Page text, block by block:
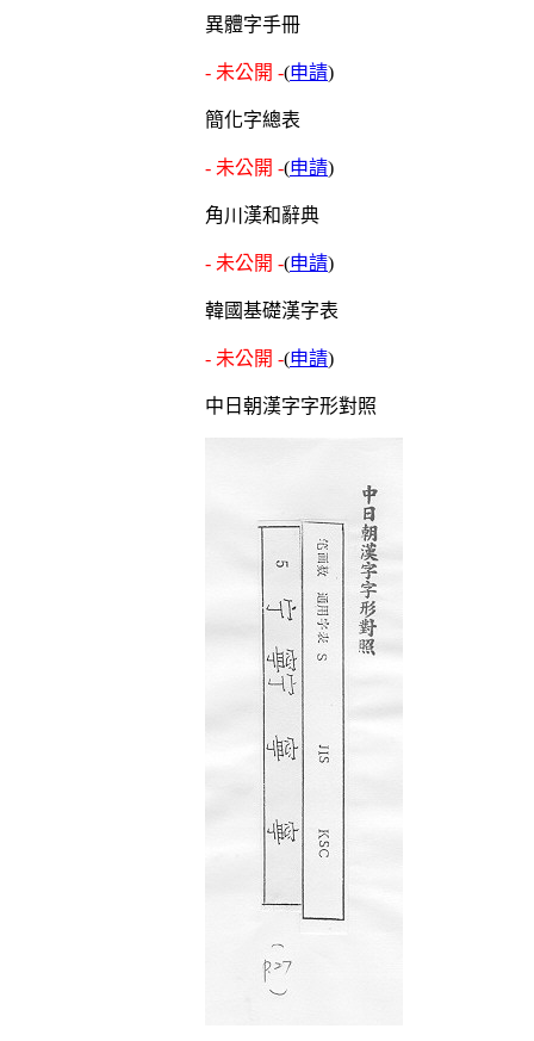
異體字手冊
- 未公開 -(申請)
簡化字總表
- 未公開 -(申請)
角川漢和辭典
- 未公開 -(申請)
韓國基礎漢字表
- 未公開 -(申請)
中日朝漢字字形對照